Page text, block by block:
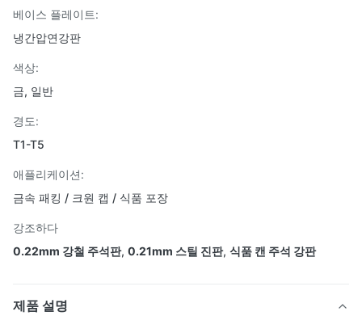
베이스 플레이트:
냉간압연강판
색상:
금, 일반
경도:
T1-T5
애플리케이션:
금속 패킹 / 크원 캡 / 식품 포장
강조하다
0.22mm 강철 주석판, 0.21mm 스틸 진판, 식품 캔 주석 강판
제품 설명